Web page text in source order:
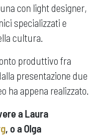
con light designer,
specializzati e
cultura.
produttivo fra
presentazione due
ha appena realizzato.
a Laura
, o a Olga